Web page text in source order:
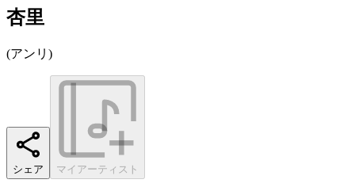
杏里
(アンリ )
シェア マイアーティスト